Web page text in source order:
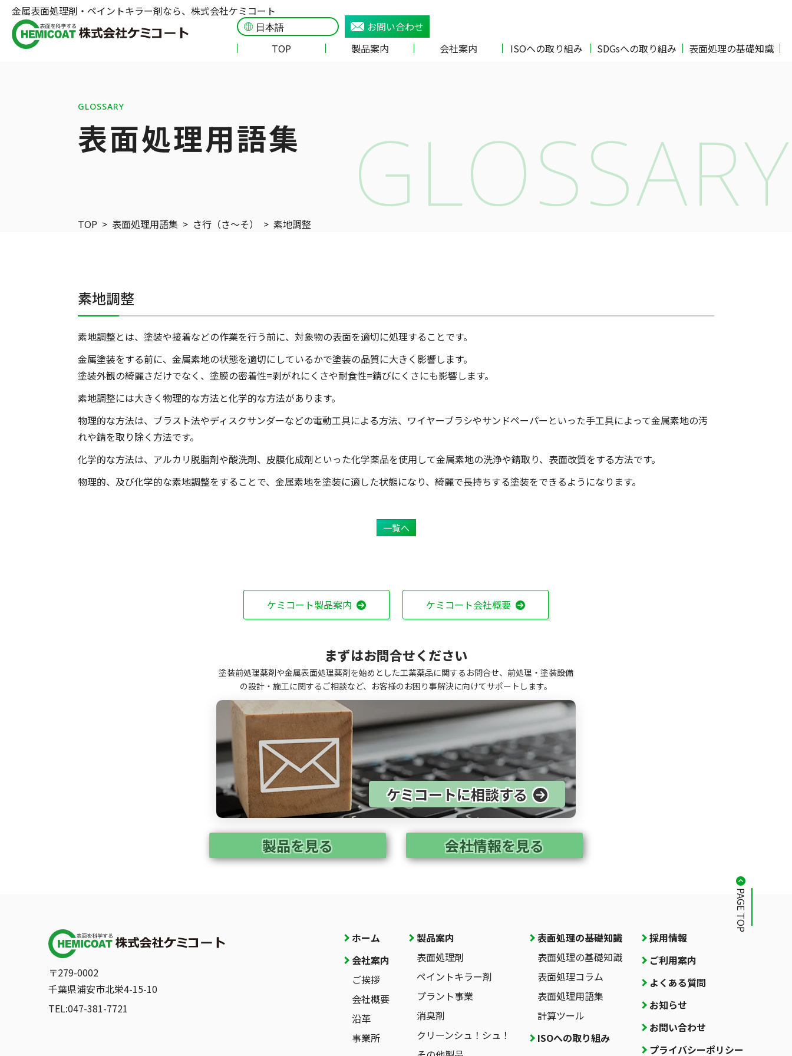
金属表面処理剤・ペイントキラー剤なら、株式会社ケミコート
お問い合わせ
TOP
製品案内 会社案内 ISOへの取り組み SDGsへの取り組み 表面処理の基礎知識
GLOSSARY
GLOSSARY
表面処理用語集
TOP > 表面処理用語集 > さ行（さ〜そ） > 素地調整
素地調整
素地調整とは、塗装や接着などの作業を行う前に、対象物の表面を適切に処理することです。
金属塗装をする前に、金属素地の状態を適切にしているかで塗装の品質に大きく影響します。
塗装外観の綺麗さだけでなく、塗膜の密着性=剥がれにくさや耐食性=錆びにくさにも影響します。
素地調整には大きく物理的な方法と化学的な方法があります。
物理的な方法は、ブラスト法やディスクサンダーなどの電動工具による方法、ワイヤーブラシやサンドペーパーといった手工具によって金属素地の汚
れや錆を取り除く方法です。
化学的な方法は、アルカリ脱脂剤や酸洗剤、皮膜化成剤といった化学薬品を使用して金属素地の洗浄や錆取り、表面改質をする方法です。
物理的、及び化学的な素地調整をすることで、金属素地を塗装に適した状態になり、綺麗で長持ちする塗装をできるようになります。
一覧へ
ケミコート製品案内 ケミコート会社概要
まずはお問合せください
塗装前処理薬剤や金属表面処理薬剤を始めとした工業薬品に関するお問合せ、前処理・塗装設備
の設計・施工に関するご相談など、お客様のお困り事解決に向けてサポートします。
ケミコートに相談する
製品を見る 会社情報を見る
〒279-0002
千葉県浦安市北栄4-15-10
TEL:047-381-7721
ホーム
会社案内
ご挨拶
会社概要
沿革
事業所
製品案内
表面処理剤
ペイントキラー剤
プラント事業
消臭剤
クリーンシュ！シュ！
表面処理の基礎知識
表面処理の基礎知識
表面処理コラム
表面処理用語集
計算ツール
ISOへの取り組み
採用情報
ご利用案内
よくある質問
お知らせ
お問い合わせ
プライバシーポリシー
PAGE TOP